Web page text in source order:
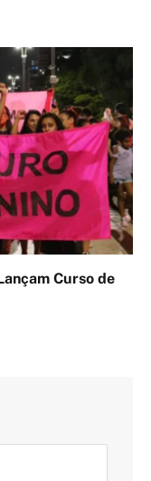
Curso de